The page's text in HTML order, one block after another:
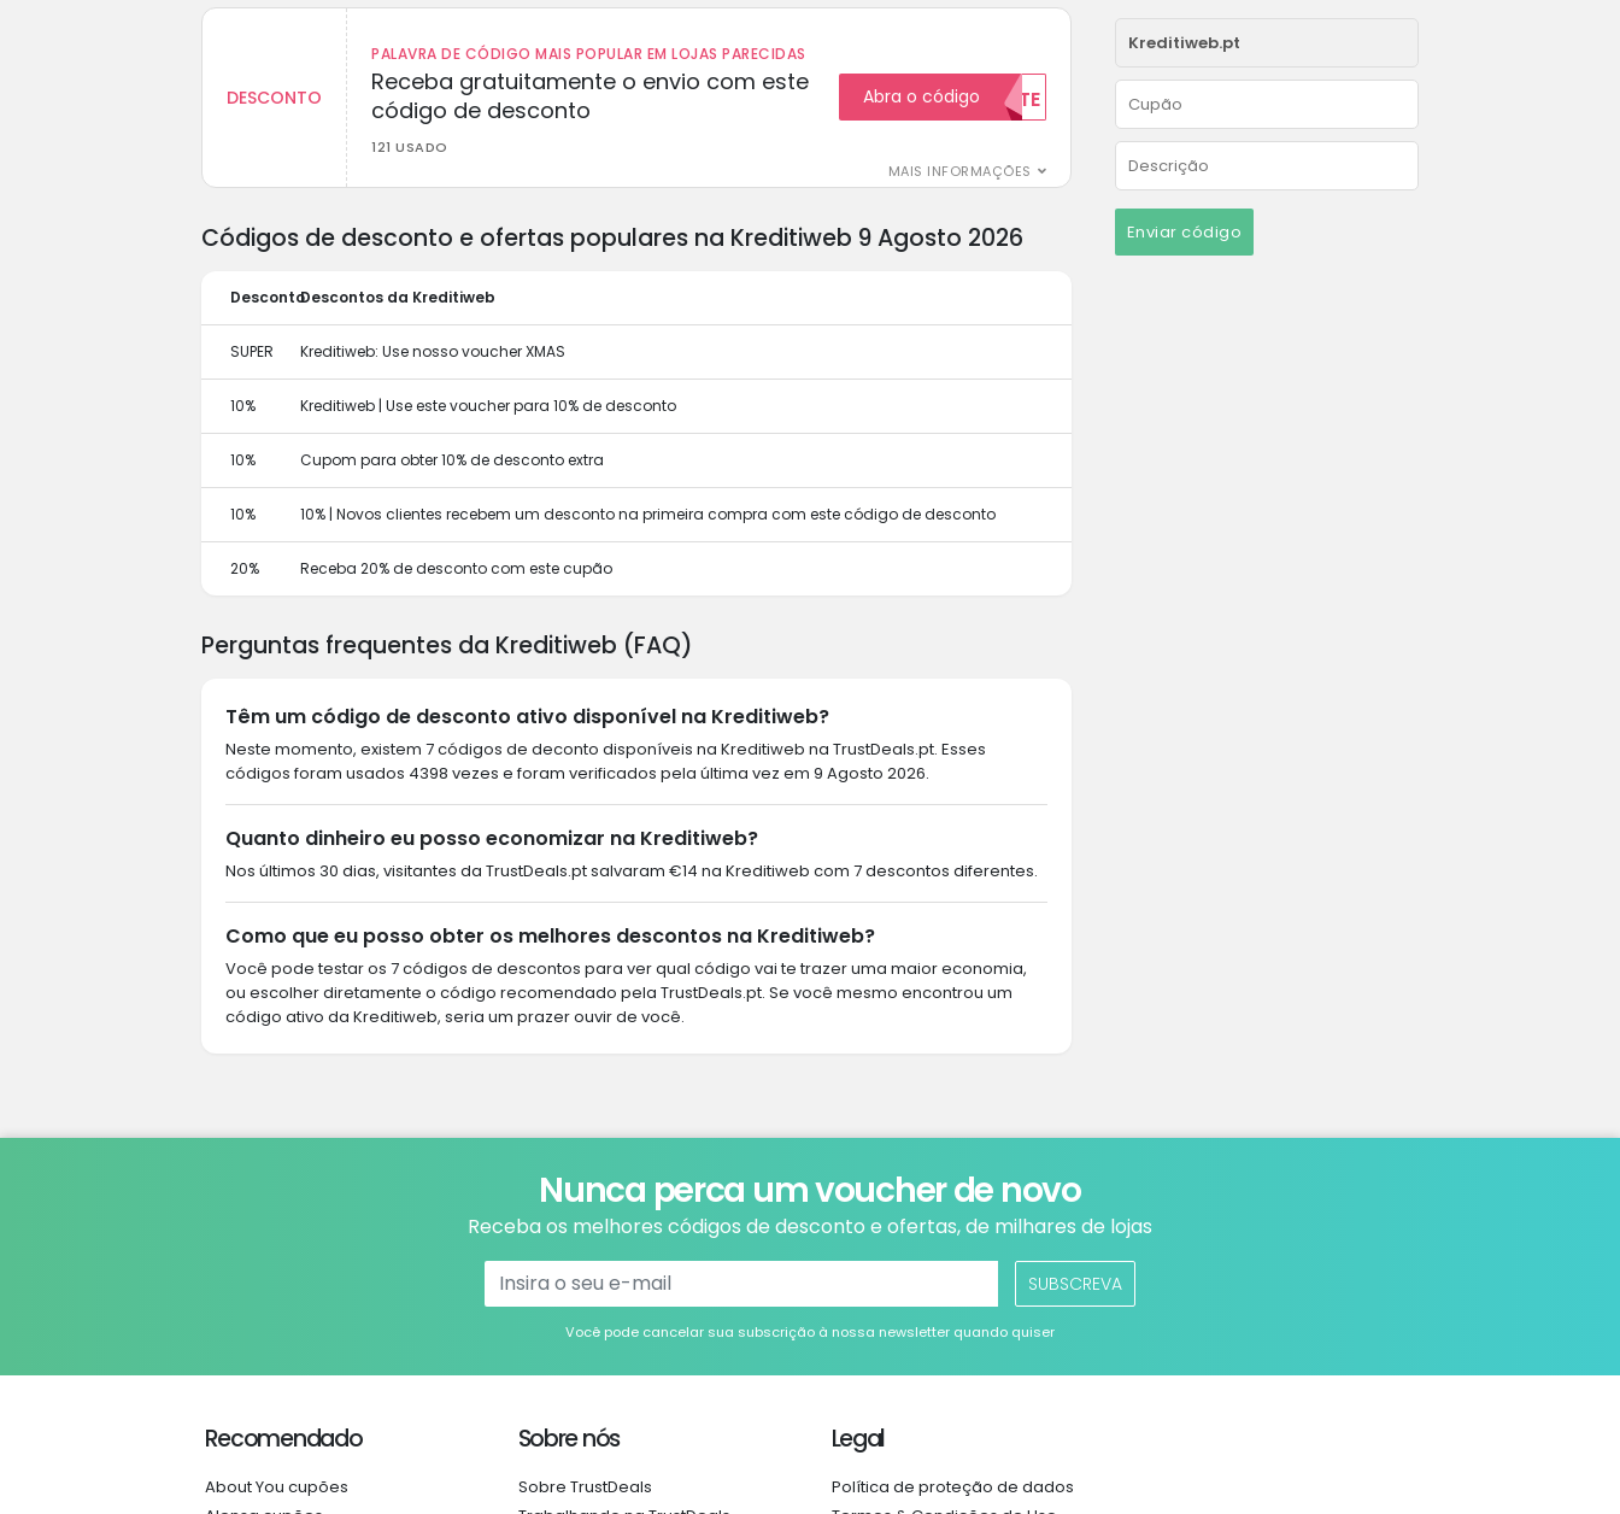
DESCONTO
PALAVRA DE CÓDIGO MAIS POPULAR EM LOJAS PARECIDAS
Receba gratuitamente o envio com este
código de desconto
121 USADO
MAIS INFORMAÇÕES
Abra o código
GRATUITAMENTE
Enviar código
Códigos de desconto e ofertas populares na Kreditiweb 9 Agosto 2026
DescontoDescontos da Kreditiweb
SUPER Kreditiweb: Use nosso voucher XMAS
10% Kreditiweb | Use este voucher para 10% de desconto
10% Cupom para obter 10% de desconto extra
10% 10% | Novos clientes recebem um desconto na primeira compra com este código de desconto
20% Receba 20% de desconto com este cupão
Perguntas frequentes da Kreditiweb (FAQ)
Têm um código de desconto ativo disponível na Kreditiweb?
Neste momento, existem 7 códigos de deconto disponíveis na Kreditiweb na TrustDeals.pt. Esses
códigos foram usados 4398 vezes e foram verificados pela última vez em 9 Agosto 2026.
Quanto dinheiro eu posso economizar na Kreditiweb?
Nos últimos 30 dias, visitantes da TrustDeals.pt salvaram €14 na Kreditiweb com 7 descontos diferentes.
Como que eu posso obter os melhores descontos na Kreditiweb?
Você pode testar os 7 códigos de descontos para ver qual código vai te trazer uma maior economia,
ou escolher diretamente o código recomendado pela TrustDeals.pt. Se você mesmo encontrou um
código ativo da Kreditiweb, seria um prazer ouvir de você.
Nunca perca um voucher de novo
Receba os melhores códigos de desconto e ofertas, de milhares de lojas
SUBSCREVA
Você pode cancelar sua subscrição à nossa newsletter quando quiser
Recomendado
About You cupões
Sobre nós
Sobre TrustDeals
Legal
Política de proteção de dados